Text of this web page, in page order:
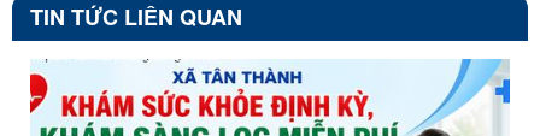
TIN TỨC LIÊN QUAN